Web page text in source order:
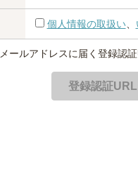
個人情報の取扱い、
ールアドレスに届く登録認